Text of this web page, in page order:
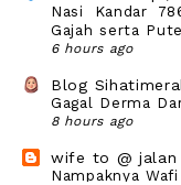
Nasi Kandar
Gajah serta
6 hours ago
Blog
Gagal Derma
8 hours ago
wife to @ jalan
Nampaknya